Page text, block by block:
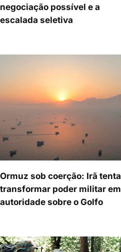
negociação possível e a
escalada seletiva
Ormuz sob coerção: Irã tenta
transformar poder militar em
autoridade sobre o Golfo